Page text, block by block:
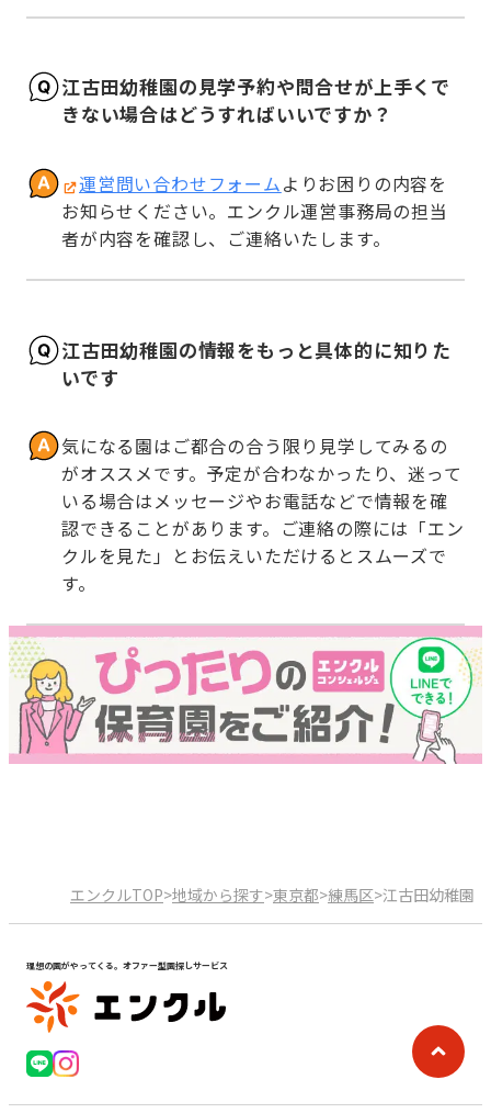
江古田幼稚園の見学予約や問合せが上手くで
きない場合はどうすればいいですか？
運営問い合わせフォームよりお困りの内容を
お知らせください。エンクル運営事務局の担当
者が内容を確認し、ご連絡いたします。
江古田幼稚園の情報をもっと具体的に知りた
いです
気になる園はご都合の合う限り見学してみるの
がオススメです。予定が合わなかったり、迷って
いる場合はメッセージやお電話などで情報を確
認できることがあります。ご連絡の際には「エン
クルを見た」とお伝えいただけるとスムーズで
す。
エンクルTOP>地域から探す>東京都>練馬区>江古田幼稚園
理想の園がやってくる。オファー型園探しサービス